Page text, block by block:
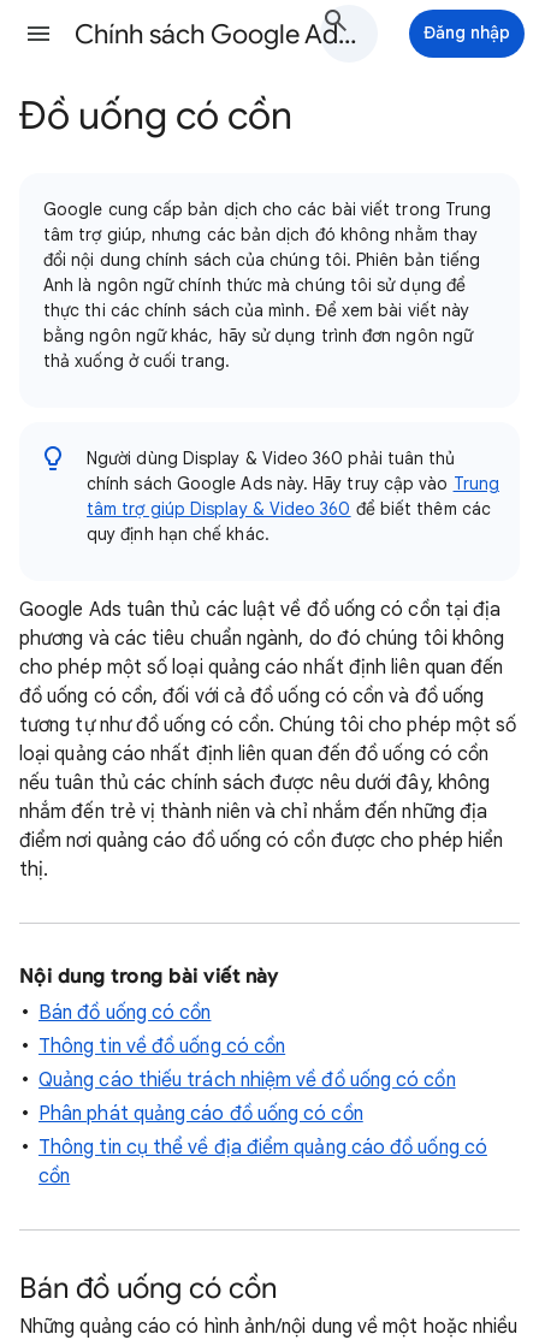
Chính sách Google Ads Trợ giúp Đăng nhập
Đồ uống có cồn
Google cung cấp bản dịch cho các bài viết trong Trung
tâm trợ giúp, nhưng các bản dịch đó không nhằm thay
đổi nội dung chính sách của chúng tôi. Phiên bản tiếng
Anh là ngôn ngữ chính thức mà chúng tôi sử dụng để
thực thi các chính sách của mình. Để xem bài viết này
bằng ngôn ngữ khác, hãy sử dụng trình đơn ngôn ngữ
thả xuống ở cuối trang.
Người dùng Display & Video 360 phải tuân thủ
chính sách Google Ads này. Hãy truy cập vào Trung
tâm trợ giúp Display & Video 360 để biết thêm các
quy định hạn chế khác.
Google Ads tuân thủ các luật về đồ uống có cồn tại địa
phương và các tiêu chuẩn ngành, do đó chúng tôi không
cho phép một số loại quảng cáo nhất định liên quan đến
đồ uống có cồn, đối với cả đồ uống có cồn và đồ uống
tương tự như đồ uống có cồn. Chúng tôi cho phép một số
loại quảng cáo nhất định liên quan đến đồ uống có cồn
nếu tuân thủ các chính sách được nêu dưới đây, không
nhắm đến trẻ vị thành niên và chỉ nhắm đến những địa
điểm nơi quảng cáo đồ uống có cồn được cho phép hiển
thị.
Nội dung trong bài viết này
Bán đồ uống có cồn
Thông tin về đồ uống có cồn
Quảng cáo thiếu trách nhiệm về đồ uống có cồn
Phân phát quảng cáo đồ uống có cồn
Thông tin cụ thể về địa điểm quảng cáo đồ uống có
cồn
Bán đồ uống có cồn
Những quảng cáo có hình ảnh/nội dung về một hoặc nhiều